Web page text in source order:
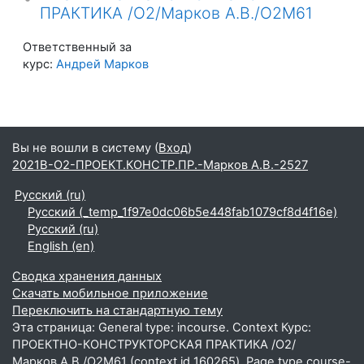
ПРАКТИКА /О2/Марков А.В./О2М61
Ответственный за
курс: Андрей Марков
Вы не вошли в систему (Вход)
2021В-О2-ПРОЕКТ.КОНСТР.ПР.-Марков А.В.-2527
Русский ‎(ru)‎
Русский ‎(_temp_1f97e0dc06b5e448fab1079cf8d4f16e)‎
Русский ‎(ru)‎
English ‎(en)‎
Сводка хранения данных
Скачать мобильное приложение
Переключить на стандартную тему
Эта страница: General type: incourse. Context Курс:
ПРОЕКТНО-КОНСТРУКТОРСКАЯ ПРАКТИКА /О2/